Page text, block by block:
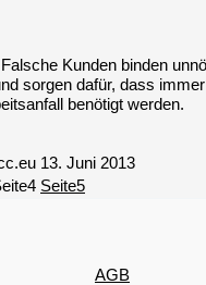
Kunden binden
sorgen dafür, dass
benötigt werden.
13. Juni 2013
4 Seite5
AGB